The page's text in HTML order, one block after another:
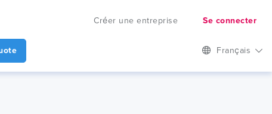
Créer une entreprise Se connecter
Français